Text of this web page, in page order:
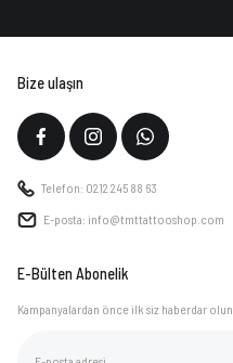
Bize ulaşın
Telefon: 0212 245 88 63
E-posta: info@tmttattooshop.com
E-Bülten Abonelik
Kampanyalardan önce ilk siz haberdar olun.